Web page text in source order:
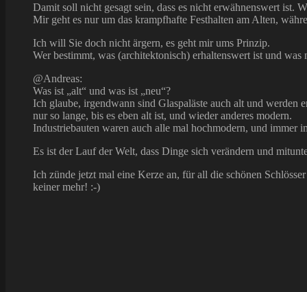
Damit soll nicht gesagt sein, dass es nicht erwähnenswert ist.
Mir geht es nur um das krampfhafte Festhalten am Alten,
Ich will Sie doch nicht ärgern, es geht mir ums Prinzip.
Wer bestimmt, was (architektonisch) erhaltenswert ist und
@Andreas:
Was ist „alt“ und was ist „neu“?
Ich glaube, irgendwann sind Glaspaläste auch alt und
nur so lange, bis es eben alt ist, und wieder anderes modern.
Industriebauten waren auch alle mal hochmodern, und
Es ist der Lauf der Welt, dass Dinge sich verändern und
Ich zünde jetzt mal eine Kerze an, für all die schönen
keiner mehr! :-)